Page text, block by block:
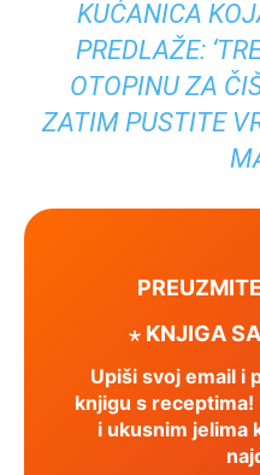
KUĆANICA
PREDLAŽE:
OTOPINU ZA
ZATIM PUSTITE
⋆ KNJIGA
Upiši svoj email i
knjigu s
i ukusnim jelima